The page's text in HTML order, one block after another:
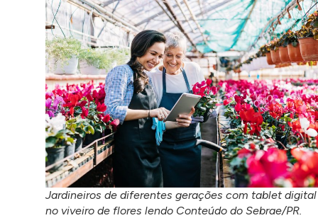
Jardineiros de diferentes gerações com tablet digital
no viveiro de flores lendo Conteúdo do Sebrae/PR.